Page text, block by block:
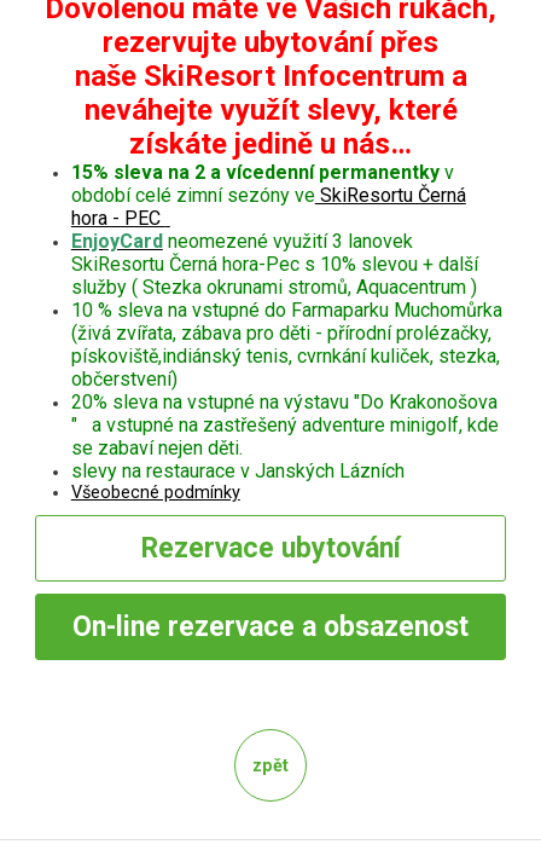
Dovolenou máte ve Vašich rukách,
rezervujte ubytování přes
naše SkiResort Infocentrum a
neváhejte využít slevy, které
získáte jedině u nás…
15% sleva na 2 a vícedenní permanentkyv
období celé zimní sezóny veSkiResortu Černá
hora - PEC
EnjoyCard neomezené využití 3 lanovek
SkiResortu Černá hora-Pec s 10% slevou + další
služby ( Stezka okrunami stromů, Aquacentrum )
10 % sleva na vstupné do Farmaparku Muchomůrka
(živá zvířata, zábava pro děti - přírodní prolézačky,
pískoviště,indiánský tenis, cvrnkání kuliček, stezka,
občerstvení)
20% sleva na vstupné na výstavu "Do Krakonošova
" a vstupné na zastřešený adventure minigolf, kde
se zabaví nejen děti.
slevy na restaurace v Janských Lázních
Všeobecné podmínky
Rezervace ubytování
On-line rezervace a obsazenost
zpět